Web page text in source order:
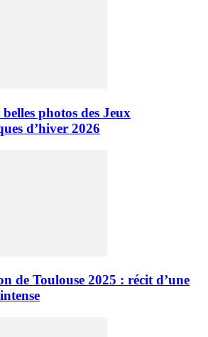
photos des Jeux
d’hiver 2026
de Toulouse 2025 : récit d’une